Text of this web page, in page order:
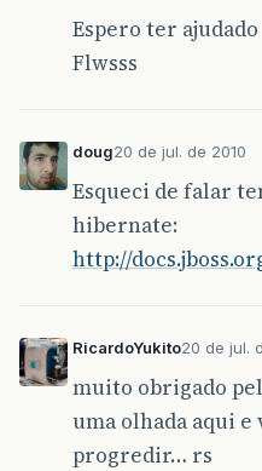
Espero ter ajudado
Flwsss
doug20 de jul. de 2010
Esqueci de falar
hibernate:
http://
RicardoYukito20 de jul.
muito obrigado
uma olhada aqui e
progredir… rs